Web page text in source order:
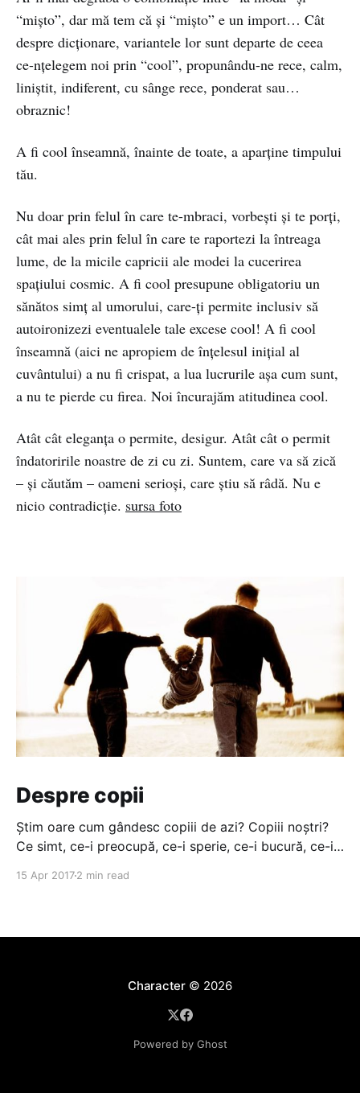
“mișto”, dar mă tem că și “mișto” e un import… Cât
despre dicționare, variantele lor sunt departe de ceea
ce-nțelegem noi prin “cool”, propunându-ne rece, calm,
liniștit, indiferent, cu sânge rece, ponderat sau…
obraznic!
A fi cool înseamnă, înainte de toate, a aparține timpului
tău.
Nu doar prin felul în care te-mbraci, vorbești și te porți,
cât mai ales prin felul în care te raportezi la întreaga
lume, de la micile capricii ale modei la cucerirea
spațiului cosmic. A fi cool presupune obligatoriu un
sănătos simț al umorului, care-ți permite inclusiv să
autoironizezi eventualele tale excese cool! A fi cool
înseamnă (aici ne apropiem de înțelesul inițial al
cuvântului) a nu fi crispat, a lua lucrurile așa cum sunt,
a nu te pierde cu firea. Noi încurajăm atitudinea cool.
Atât cât eleganța o permite, desigur. Atât cât o permit
îndatoririle noastre de zi cu zi. Suntem, care va să zică
– și căutăm – oameni serioși, care știu să râdă. Nu e
nicio contradicție. sursa foto
Despre copii
Știm oare cum gândesc copiii de azi? Copiii noștri?
Ce simt, ce-i preocupă, ce-i sperie, ce-i bucură, ce-i
fac sau pe unde sunt. N-avem timp. Toată ziua la
15 Apr 20172 min read
Character© 2026
Powered by Ghost